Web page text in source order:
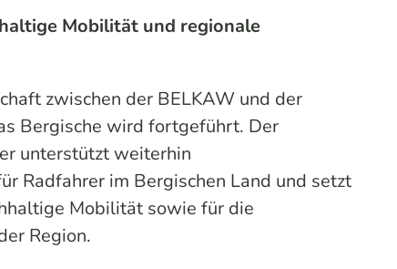
Mobilität und regionale
zwischen der BELKAW und der
Bergische wird fortgeführt. Der
unterstützt weiterhin
Radfahrer im Bergischen Land und setzt
Mobilität sowie für die
Region.